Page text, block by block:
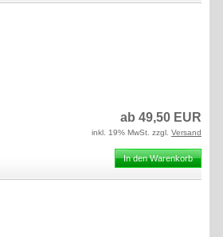
ab 49,50 EUR
inkl. 19% MwSt. zzgl. Versand
In den Warenkorb